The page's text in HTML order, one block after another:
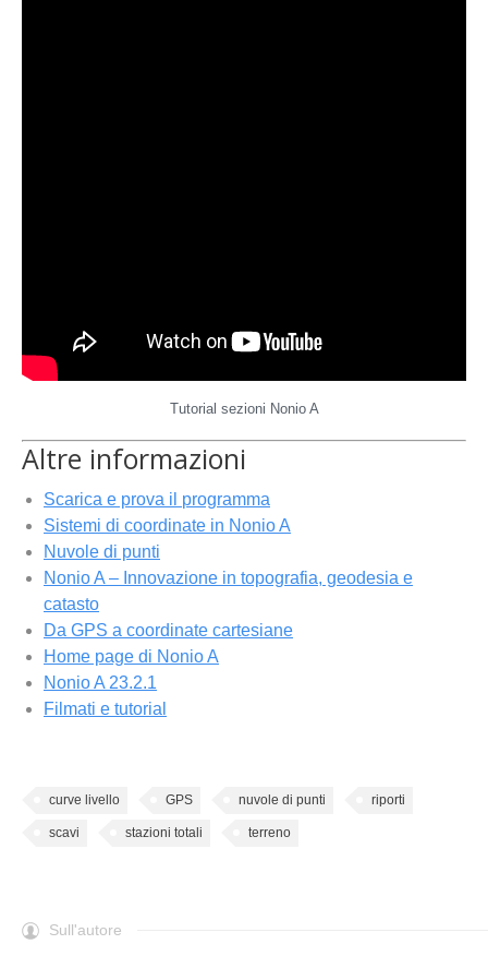
Tutorial sezioni Nonio A
Altre informazioni
Scarica e prova il programma
Sistemi di coordinate in Nonio A
Nuvole di punti
Nonio A – Innovazione in topografia, geodesia e
catasto
Da GPS a coordinate cartesiane
Home page di Nonio A
Nonio A 23.2.1
Filmati e tutorial
curve livello GPS nuvole di punti riporti
scavi stazioni totali terreno
Sull'autore